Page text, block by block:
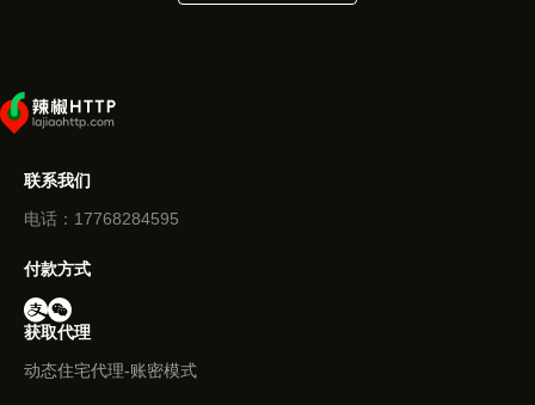
联系我们
电话：17768284595
付款方式
获取代理
动态住宅代理-账密模式